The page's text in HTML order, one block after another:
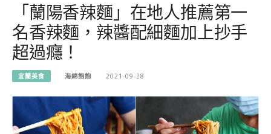
「蘭陽香辣麵」在地人推薦第一
名香辣麵，辣醬配細麵加上抄手
超過癮！
宜蘭美食 海綿飽飽 2021-09-28